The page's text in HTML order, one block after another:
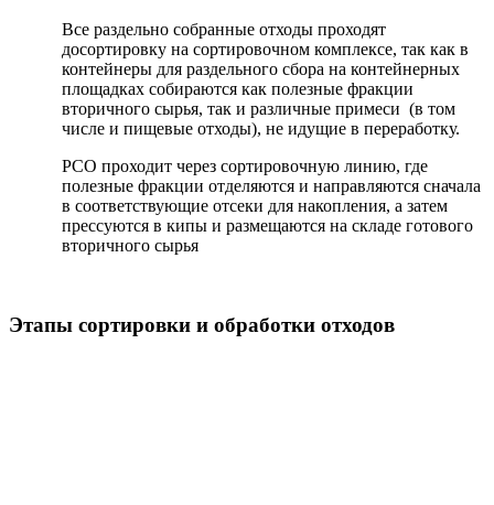
Все раздельно собранные отходы проходят
досортировку на сортировочном комплексе, так как в
контейнеры для раздельного сбора на контейнерных
площадках собираются как полезные фракции
вторичного сырья, так и различные примеси (в том
числе и пищевые отходы), не идущие в переработку.
РСО проходит через сортировочную линию, где
полезные фракции отделяются и направляются сначала
в соответствующие отсеки для накопления, а затем
прессуются в кипы и размещаются на складе готового
вторичного сырья
Этапы сортировки и обработки отходов